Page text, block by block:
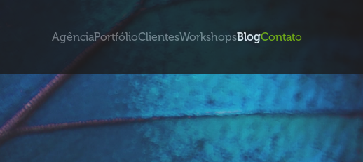
AgênciaPortfólioClientesWorkshopsBlogContato